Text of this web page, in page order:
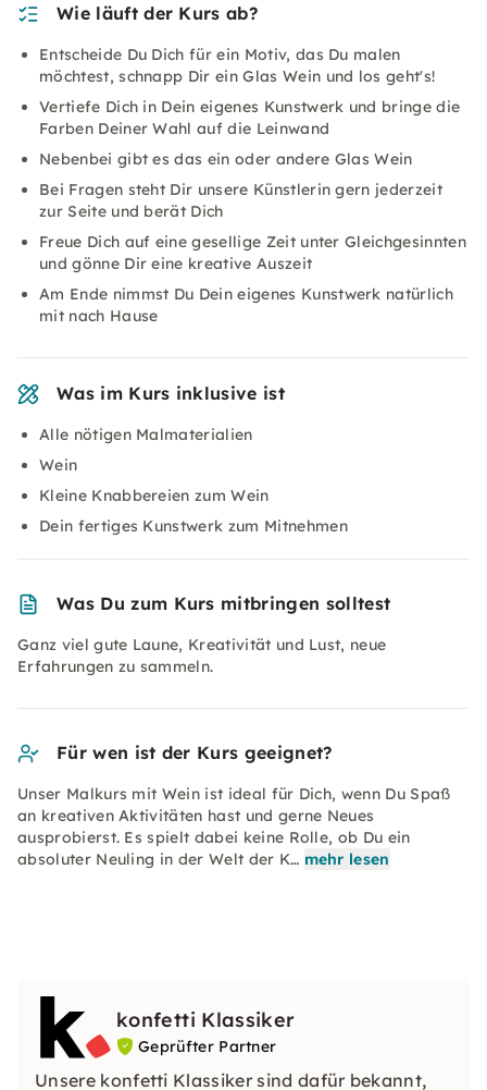
Wie läuft der Kurs ab?
Entscheide Du Dich für ein Motiv, das Du malen
möchtest, schnapp Dir ein Glas Wein und los geht's!
Vertiefe Dich in Dein eigenes Kunstwerk und bringe die
Farben Deiner Wahl auf die Leinwand
Nebenbei gibt es das ein oder andere Glas Wein
Bei Fragen steht Dir unsere Künstlerin gern jederzeit
zur Seite und berät Dich
Freue Dich auf eine gesellige Zeit unter Gleichgesinnten
und gönne Dir eine kreative Auszeit
Am Ende nimmst Du Dein eigenes Kunstwerk natürlich
mit nach Hause
Was im Kurs inklusive ist
Alle nötigen Malmaterialien
Wein
Kleine Knabbereien zum Wein
Dein fertiges Kunstwerk zum Mitnehmen
Was Du zum Kurs mitbringen solltest
Ganz viel gute Laune, Kreativität und Lust, neue
Erfahrungen zu sammeln.
Für wen ist der Kurs geeignet?
Unser Malkurs mit Wein ist ideal für Dich, wenn Du Spaß
an kreativen Aktivitäten hast und gerne Neues
ausprobierst. Es spielt dabei keine Rolle, ob Du ein
absoluter Neuling in der Welt der K… mehr lesen
konfetti Klassiker
Geprüfter Partner
Unsere konfetti Klassiker sind dafür bekannt,